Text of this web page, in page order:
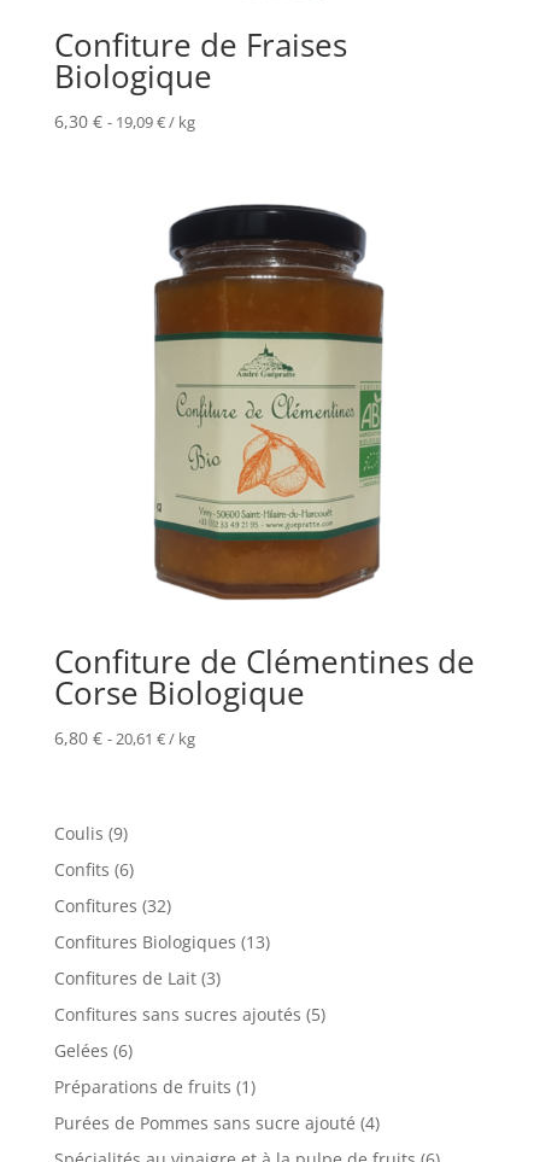
Confiture de Fraises
Biologique
6,30 € - 19,09€/ kg
Confiture de Clémentines de
Corse Biologique
6,80 € -20,61 €/ kg
Coulis 99
produits
Confits 66
produits
Confitures 3232
produits
Confitures Biologiques 1313
Confitures de Lait 33
produits
Confitures sans sucres ajoutés 55
Gelées 66
produits
Préparations de fruits 11
Purées de Pommes sans sucre ajouté 44
produits6